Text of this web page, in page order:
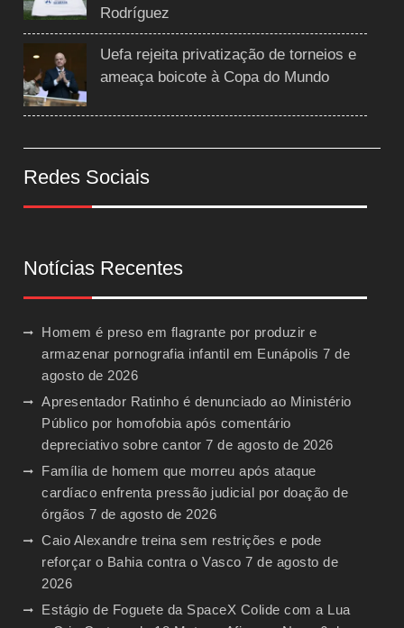
Rodríguez
Uefa rejeita privatização de torneios e
ameaça boicote à Copa do Mundo
Redes Sociais
Notícias Recentes
Homem é preso em flagrante por produzir e
armazenar pornografia infantil em Eunápolis 7 de
agosto de 2026
Apresentador Ratinho é denunciado ao Ministério
Público por homofobia após comentário
depreciativo sobre cantor 7 de agosto de 2026
Família de homem que morreu após ataque
cardíaco enfrenta pressão judicial por doação de
órgãos 7 de agosto de 2026
Caio Alexandre treina sem restrições e pode
reforçar o Bahia contra o Vasco 7 de agosto de
2026
Estágio de Foguete da SpaceX Colide com a Lua